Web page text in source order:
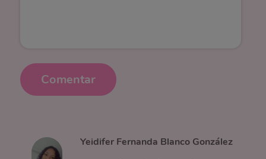
Comentar
Yeidifer Fernanda Blanco González